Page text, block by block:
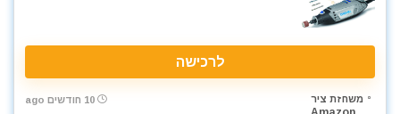
לרכישה
משחזת ציר 10 חודשים ago